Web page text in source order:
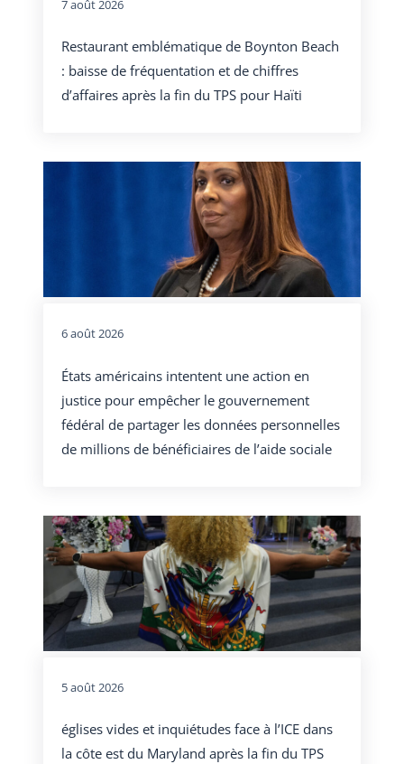
7 août 2026
Restaurant emblématique de Boynton Beach
: baisse de fréquentation et de chiffres
d’affaires après la fin du TPS pour Haïti
6 août 2026
États américains intentent une action en
justice pour empêcher le gouvernement
fédéral de partager les données personnelles
de millions de bénéficiaires de l’aide sociale
5 août 2026
églises vides et inquiétudes face à l’ICE dans
la côte est du Maryland après la fin du TPS